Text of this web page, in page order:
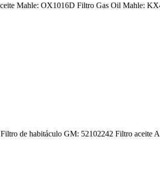
Mahle: OX1016D Filtro Gas Oil Mahle:
de habitáculo GM: 52102242 Filtro aceite